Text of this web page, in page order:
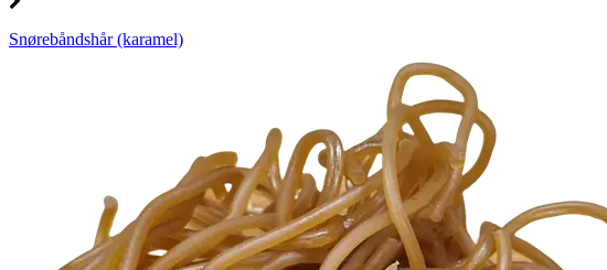
Snørebåndshår (karamel)